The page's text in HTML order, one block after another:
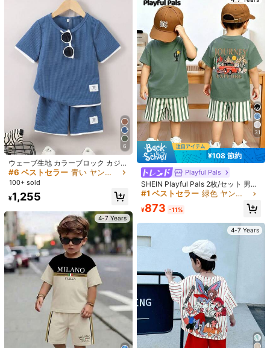
¥171 節約
SHEIN 熱帯植物プリント 半袖シャツ
ショーツセット キッズサマーウェア
2点セット
#10 ベストセラー
80+ sold
¥967 -15%
4-7 Years
25
¥230 節約
SHEIN Streecool Kids 2ピース/セッ
ト 男の子用 テクスチャー ストライ
プ ニットシャツ&ショーツセット
#1 ベストセラー わずかなストレッチ ヤングボーイズシャツコーデ
100+ sold
¥1,301 -15%
4-7 Years
5
アウトフィット キッズセット、夏用
ショーツ、春夏のシーズンに適し、
お出かけ、バレンタインデー、旅
行、休暇、家族の集まり、新学期、
ウェディングシーズン、イブニング
パーティー、スポーツ、誕生日パー
ティーに最適
6
ウェーブ生地 カラーブロック カジュ
アル スポーツ 男の子 夏 半袖 セット
アップ
#6 ベストセラー 青い ヤングボーイズセット
100+ sold
¥1,255
4-7 Years
ミリーおそろいアウトフィット、誕
生日パーティー、日常、学校、スポ
ーツ、春夏シーズンに適しています
31
¥108 節約
Playful Pals
SHEIN Playful Pals 2枚/セット 男の
子 カジュアル ファッション 快適 ス
ドロップショルダー トップス と ス
夏、屋外遊び、日常の多用途、夏 男
の子 2ピースセット
#1 ベストセラー 緑色 ヤングボーイズセット
¥873 -11%
4-7 Years